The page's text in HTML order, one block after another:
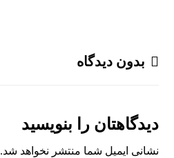
بدون دیدگاه
دیدگاهتان را بنویسید
نشانی ایمیل شما منتشر نخواهد شد.